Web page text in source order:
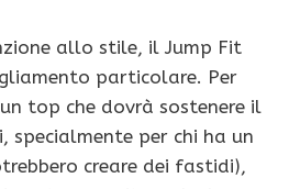
allo stile, il Jump Fit
particolare. Per
top che dovrà sostenere il
specialmente per chi ha un
creare dei fastidi),